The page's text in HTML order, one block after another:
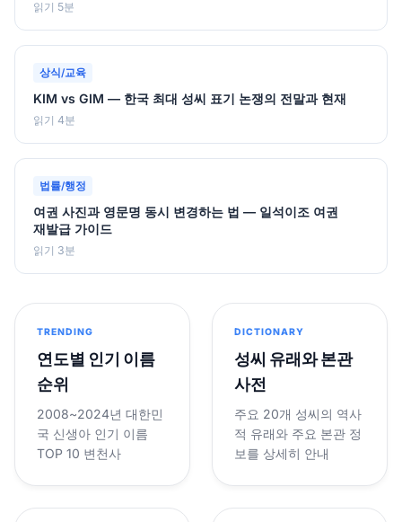
읽기 5분
상식/교육
KIM vs GIM — 한국 최대 성씨 표기 논쟁의 전말과 현재
읽기 4분
법률/행정
여권 사진과 영문명 동시 변경하는 법 — 일석이조 여권
재발급 가이드
읽기 3분
TRENDING
연도별 인기 이름
순위
2008~2024년 대한민
국 신생아 인기 이름
TOP 10 변천사
DICTIONARY
성씨 유래와 본관
사전
주요 20개 성씨의 역사
적 유래와 주요 본관 정
보를 상세히 안내